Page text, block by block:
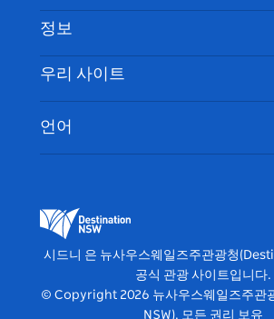
램
부인 성명
쿠키 고지
목적지
할 일
이벤트
숙소
정보
여행 정보
시드니 접근성
귀하의 사업을 등록하세요
우리 사이트
뉴사우스웨일즈주관광청
어 센터
비비드 시드니(Vivid Sydney)
언어
시드니 은 뉴사우스웨일즈주관광청
공식 관광 사이트입니다.
© Copyright 2026 뉴사우스웨일즈주
NSW). 모든 권리 보유